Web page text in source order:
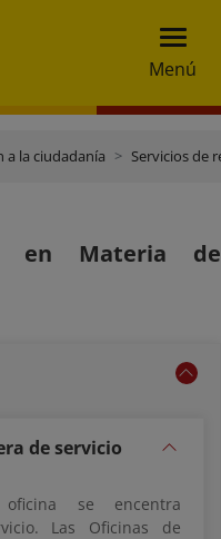
Menú
a la ciudadanía Servicios de
en Materia de
de servicio
se encentra
Las Oficinas de